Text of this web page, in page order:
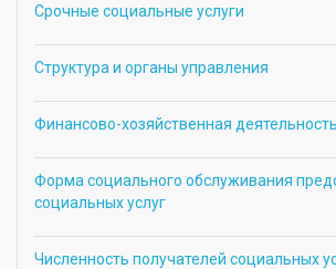
Срочные социальные услуги
Структура и органы управления
Финансово-хозяйственная деятельность
Форма социального обслуживания
социальных услуг
Численность получателей социальных